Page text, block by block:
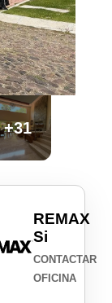
+31
REMAX
Si
CONTACTAR
OFICINA